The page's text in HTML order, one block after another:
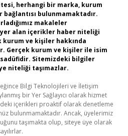
herhangi bir marka, kurum
bulunmamaktadır.
makaleler
yer alan içerikler haber niteliği
kurum ve kişiler hakkında
Gerçek kurum ve kişiler ile isim
Sitemizdeki bilgiler
niteliği taşımazlar.
Bilgi Teknolojileri ve İletişim
bir Yer Sağlayıcı olarak hizmet
içerikleri proaktif olarak denetleme
bulunmamaktadır. Ancak, üyelerimiz
taşımakta olup, siteye üye olarak